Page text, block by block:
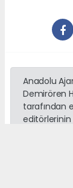
Anadolu
Demirören
tarafından